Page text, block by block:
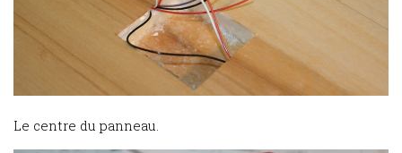
Le centre du panneau.